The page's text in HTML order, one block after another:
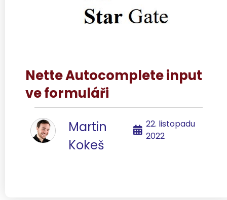
Nette Autocomplete input
ve formuláři
Martin
Kokeš
22. listopadu
2022